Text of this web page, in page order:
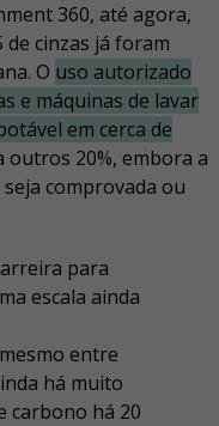
360, até agora,
de cinzas já foram
O uso autorizado
e máquinas de lavar
em cerca de
outros 20%, embora a
comprovada ou
para
escala ainda
entre
há muito
carbono há 20